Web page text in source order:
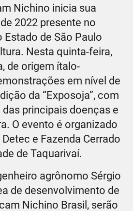
Nichino inicia sua
2022 presente no
Estado de São Paulo
Nesta quinta-feira,
de origem ítalo-
em nível de
da “Exposoja”, com
principais doenças e
O evento é organizado
e Fazenda Cerrado
de Taquarivaí.
agrônomo Sérgio
de desenvolvimento de
Nichino Brasil, serão